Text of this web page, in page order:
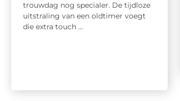
trouwdag nog specialer. De tijdloze
uitstraling van een oldtimer voegt
die extra touch ...